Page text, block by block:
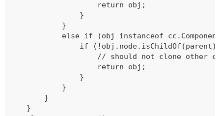
                    return obj;
                }
            }
else if (obj instanceof
if
// should not clone other
                    return obj;
                }
            }
        }
    }